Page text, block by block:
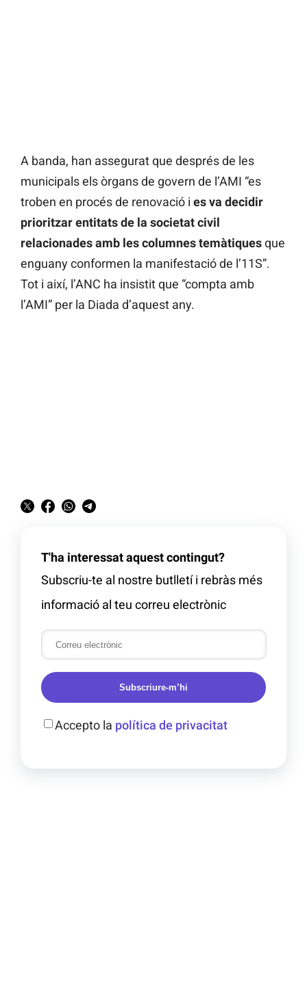
A banda, han assegurat que després de les
municipals els òrgans de govern de l’AMI “es
troben en procés de renovació i es va decidir
prioritzar entitats de la societat civil
relacionades amb les columnes temàtiquesque
enguany conformen la manifestació de l’11S”.
Tot i així, l’ANC ha insistit que “compta amb
l’AMI” per la Diada d’aquest any.
T'ha interessat aquest contingut?
Subscriu-te al nostre butlletí i rebràs més
informació al teu correu electrònic
Subscriure-m’hi
Accepto la política de privacitat